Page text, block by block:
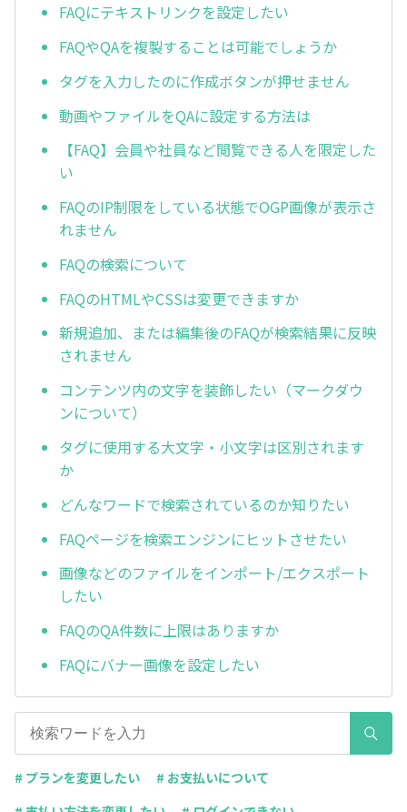
FAQにテキストリンクを設定したい
FAQやQAを複製することは可能でしょうか
タグを入力したのに作成ボタンが押せません
動画やファイルをQAに設定する方法は
【FAQ】会員や社員など閲覧できる人を限定した
い
FAQのIP制限をしている状態でOGP画像が表示さ
れません
FAQの検索について
FAQのHTMLやCSSは変更できますか
新規追加、または編集後のFAQが検索結果に反映
されません
コンテンツ内の文字を装飾したい（マークダウ
ンについて）
タグに使用する大文字・小文字は区別されます
か
どんなワードで検索されているのか知りたい
FAQページを検索エンジンにヒットさせたい
画像などのファイルをインポート/エクスポート
したい
FAQのQA件数に上限はありますか
FAQにバナー画像を設定したい
# プランを変更したい
# お支払いについて